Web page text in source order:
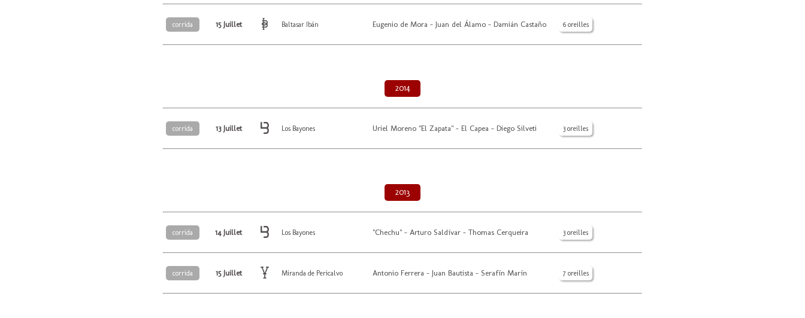
corrida 15 Juillet Baltasar Ibán Eugenio de Mora - Juan del Álamo - Damián Castaño 6 oreilles
2014
corrida 13 Juillet Los Bayones Uriel Moreno "El Zapata" - El Capea - Diego Silveti 3 oreilles
2013
corrida 14 Juillet Los Bayones "Chechu" - Arturo Saldívar - Thomas Cerqueira 3 oreilles
corrida 15 Juillet Miranda de Pericalvo Antonio Ferrera - Juan Bautista - Serafín Marín 7 oreilles